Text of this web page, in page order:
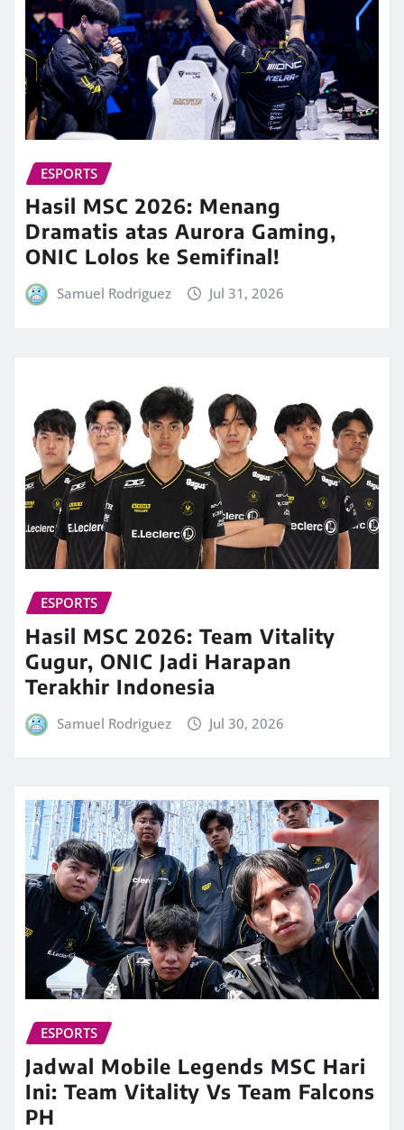
ESPORTS
Hasil MSC 2026: Menang
Dramatis atas Aurora Gaming,
ONIC Lolos ke Semifinal!
Samuel Rodriguez Jul 31, 2026
ESPORTS
Hasil MSC 2026: Team Vitality
Gugur, ONIC Jadi Harapan
Terakhir Indonesia
Samuel Rodriguez Jul 30, 2026
ESPORTS
Jadwal Mobile Legends MSC Hari
Ini: Team Vitality Vs Team Falcons
PH